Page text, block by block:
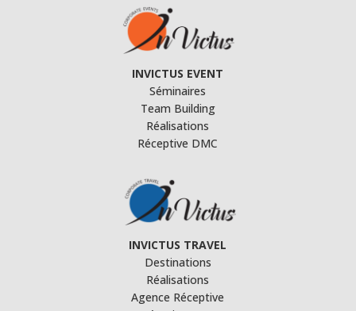
INVICTUS EVENT
Séminaires
Team Building
Réalisations
Réceptive DMC
INVICTUS TRAVEL
Destinations
Réalisations
Agence Réceptive